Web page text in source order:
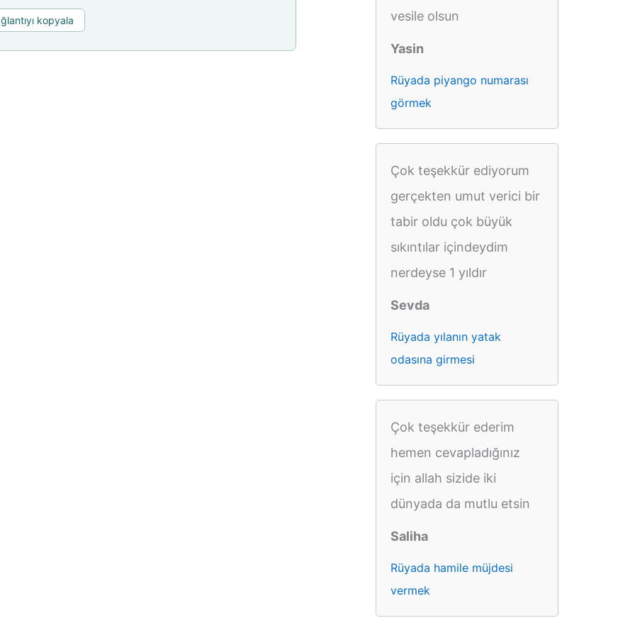
kopyala vesile olsun
Yasin
Rüyada piyango numarası
görmek
Çok teşekkür ediyorum
gerçekten umut verici bir
tabir oldu çok büyük
sıkıntılar içindeydim
nerdeyse 1 yıldır
Sevda
Rüyada yılanın yatak
odasına girmesi
Çok teşekkür ederim
hemen cevapladığınız
için allah sizide iki
dünyada da mutlu etsin
Saliha
Rüyada hamile müjdesi
vermek